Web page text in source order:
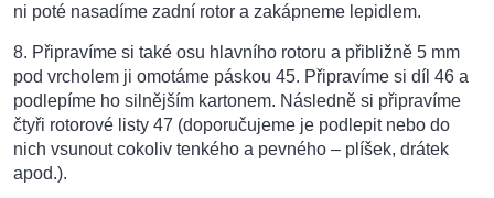
ni poté nasadíme zadní rotor a zakápneme lepidlem.
8. Připravíme si také osu hlavního rotoru a přibližně 5 mm
pod vrcholem ji omotáme páskou 45. Připravíme si díl 46 a
podlepíme ho silnějším kartonem. Následně si připravíme
čtyři rotorové listy 47 (doporučujeme je podlepit nebo do
nich vsunout cokoliv tenkého a pevného – plíšek, drátek
apod.).